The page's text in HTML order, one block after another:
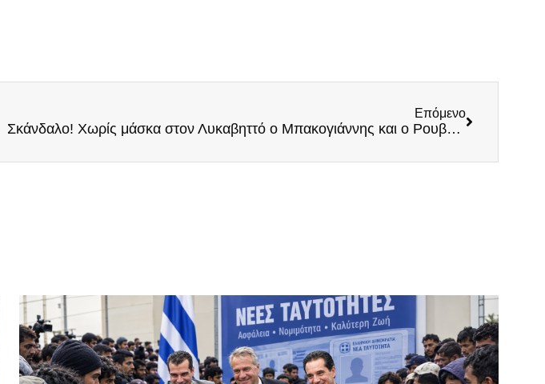
Επόμενο
Σκάνδαλο! Χωρίς μάσκα στον Λυκαβηττό ο Μπακογιάννης και ο Ρουβάς, αλλά τα πρόστιμα είναι μόνο για τους «κοινούς θνητούς»